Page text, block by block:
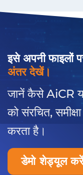
इसे अपनी फाइलों
अंतर देखें।
जानें कैसे AiCR
को संरचित,
करता है।
डेमो शेड्यूल